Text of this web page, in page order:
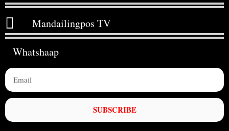
Mandailingpos TV
Whatshaap
SUBSCRIBE